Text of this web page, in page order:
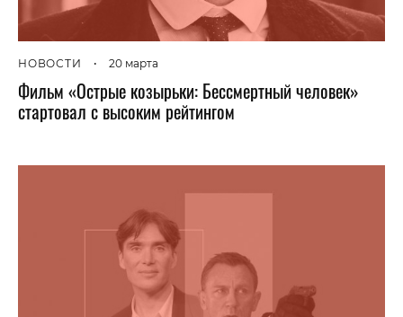
НОВОСТИ • 20 марта
Фильм «Острые козырьки: Бессмертный человек»
стартовал с высоким рейтингом